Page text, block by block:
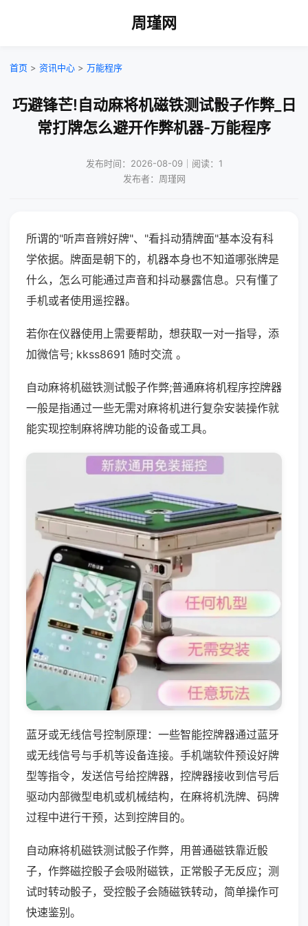
周瑾网
首页 > 资讯中心 > 万能程序
巧避锋芒!自动麻将机磁铁测试骰子作弊_日
常打牌怎么避开作弊机器-万能程序
发布时间：2026-08-09｜阅读：1
发布者：周瑾网
所谓的"听声音辨好牌"、"看抖动猜牌面"基本没有科
学依据。牌面是朝下的，机器本身也不知道哪张牌是
什么，怎么可能通过声音和抖动暴露信息。只有懂了
手机或者使用遥控器。
若你在仪器使用上需要帮助，想获取一对一指导，添
加微信号; kkss8691 随时交流 。
自动麻将机磁铁测试骰子作弊;普通麻将机程序控牌器
一般是指通过一些无需对麻将机进行复杂安装操作就
能实现控制麻将牌功能的设备或工具。
蓝牙或无线信号控制原理：一些智能控牌器通过蓝牙
或无线信号与手机等设备连接。手机端软件预设好牌
型等指令，发送信号给控牌器，控牌器接收到信号后
驱动内部微型电机或机械结构，在麻将机洗牌、码牌
过程中进行干预，达到控牌目的。
自动麻将机磁铁测试骰子作弊，用普通磁铁靠近骰
子，作弊磁控骰子会吸附磁铁，正常骰子无反应；测
试时转动骰子，受控骰子会随磁铁转动，简单操作可
快速鉴别。